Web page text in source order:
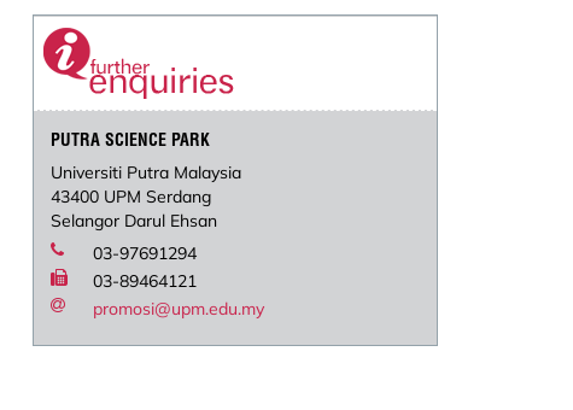
PUTRA SCIENCE PARK
Universiti Putra Malaysia
43400 UPM Serdang
Selangor Darul Ehsan
03-97691294
03-89464121
promosi@upm.edu.my